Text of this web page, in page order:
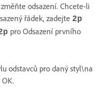
odsazení. Chcete-li
řádek, zadejte 2p
pro Odsazení prvního
odstavců pro daný styl\na